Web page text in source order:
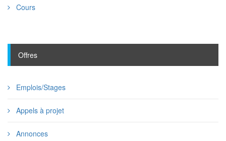
Cours
Offres
Emplois/Stages
Appels à projet
Annonces